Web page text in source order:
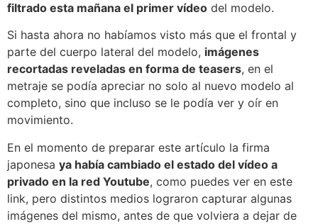
filtrado esta mañana el primer vídeo del modelo.
Si hasta ahora no habíamos visto más que el frontal y
parte del cuerpo lateral del modelo, imágenes
recortadas reveladas en forma de teasers, en el
metraje se podía apreciar no solo al nuevo modelo al
completo, sino que incluso se le podía ver y oír en
movimiento.
En el momento de preparar este artículo la firma
japonesa ya había cambiado el estado del vídeo a
privado en la red Youtube, como puedes ver en este
link, pero distintos medios lograron capturar algunas
imágenes del mismo, antes de que volviera a dejar de